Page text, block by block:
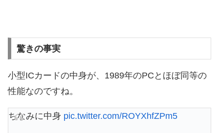
驚きの事実
小型ICカードの中身が、1989年のPCとほぼ同等の
性能なのですね。
ちなみに中身 pic.twitter.com/ROYXhfZPm5